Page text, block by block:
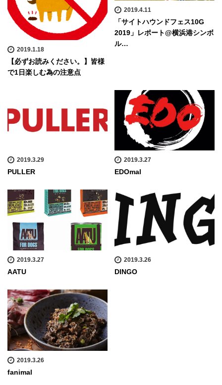
2019.1.18
【必ずお読みください。】皆様
で1日楽しむ為の注意点
2019.4.11
「サイトハウンドフェス10G
2019」レポート@横浜港シンボ
ル…
2019.3.29
PULLER
2019.3.27
EDOmal
2019.3.27
AATU
2019.3.26
DINGO
2019.3.26
fanimal